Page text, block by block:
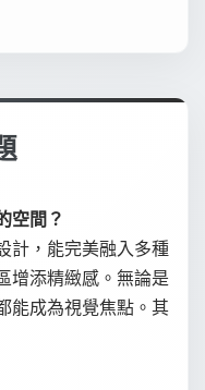
空間？
計，能完美融入多種
增添精緻感。無論是
能成為視覺焦點。其